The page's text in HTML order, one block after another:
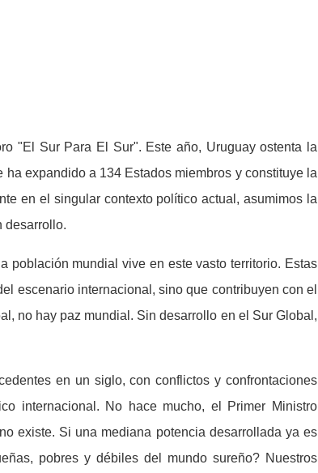
"El Sur Para El Sur". Este año, Uruguay ostenta la
ha expandido a 134 Estados miembros y constituye la
en el singular contexto pol ítico actual, asumimos la
desarrollo.
población mundial vive en este vasto territorio. Estas
escenario internacional, sino que contribuyen con el
no hay paz mundial. Sin desarrollo en el Sur Global,
en un siglo, con conflictos y confrontaciones
internacional. No hace mucho, el Primer Ministro
existe. Si una mediana potencia desarrollada ya es
pobres y débiles del mundo sureño? Nuestros